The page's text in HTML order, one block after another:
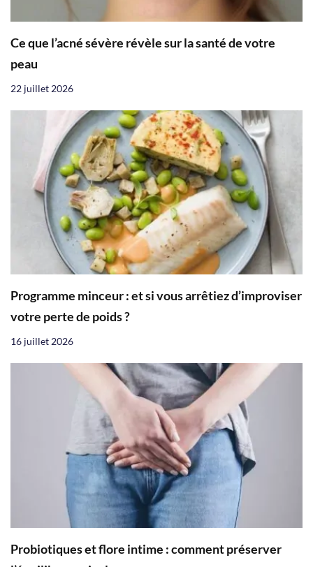
Ce que l’acné sévère révèle sur la santé de votre
peau
22 juillet 2026
Programme minceur : et si vous arrêtiez d’improviser
votre perte de poids ?
16 juillet 2026
Probiotiques et flore intime : comment préserver